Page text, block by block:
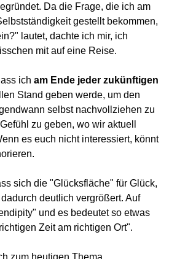
Da die Frage, die ich am
gestellt bekommen,
lautet, dachte ich mir, ich
mit auf eine Reise.
ich am Ende jeder zukünftigen
Stand geben werde, um den
selbst nachvollziehen zu
zu geben, wo wir aktuell
es euch nicht interessiert, könnt
sich die "Glücksfläche" für Glück,
deutlich vergrößert. Auf
und es bedeutet so etwas
Zeit am richtigen Ort".
zum heutigen Thema.